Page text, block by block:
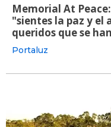
Memorial At
"sientes la paz y el
queridos que se
Portaluz